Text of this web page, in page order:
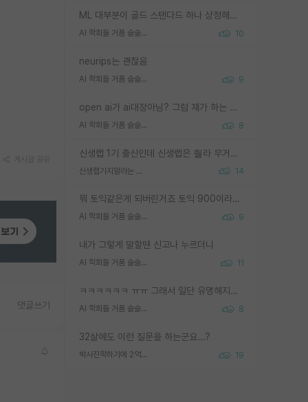
ML 대부분이 골드 스탠다드 하나 상정해놓고 (벤치마크 데이터셋이 여러 개면 여러 개 상정) 그거 얼마나 잘 맞추나 싸움임 가끔 번뜩이는 설계 철학을 보여주는 논문들도 있지만 대부분 그거 성적 얼마나 더 올리느라에 혈안이 되어 있는 측면이 잇음
AI 학회들 거품 슬슬 지적이 나오네요 10
neurips는 괜찮음
AI 학회들 거품 슬슬 지적이 나오네요 9
open ai가 ai대장아님? 그럼 쟤가 하는 말이 다 맞겠네
AI 학회들 거품 슬슬 지적이 나오네요 8
신생랩 1기 출신인데 신생랩은 줠라 무거운 바벨 같은거임. 들면 대박인데 못들면 깔려 죽음. 아무도 알려주지 않는 환경에서 자생해야하지만, 일단 살아남았다면 그 어떤 사람보다 악착같고 생존력 높은 사람으로 거듭날 수 있음
신생랩가지말라는 이유가 있었구나 14
뭐 토익같은게 되버린거죠 토익 900이라고 영어잘하는건 아닙니다만 잘하는사람은 다 900을 넘는 그런
AI 학회들 거품 슬슬 지적이 나오네요 9
내가 그렇게 말할땐 신고나 누르더니
AI 학회들 거품 슬슬 지적이 나오네요 11
ㅋㅋㅋㅋㅋㅋ ㅠㅠ 그래서 일단 유명해지는게 중요한거같습니다
AI 학회들 거품 슬슬 지적이 나오네요 8
32살에도 이런 질문을 하는군요...?
박사진학하기에 2억은 괜찮은 (?) 정도의 경제력인가요 19
댓글쓰기